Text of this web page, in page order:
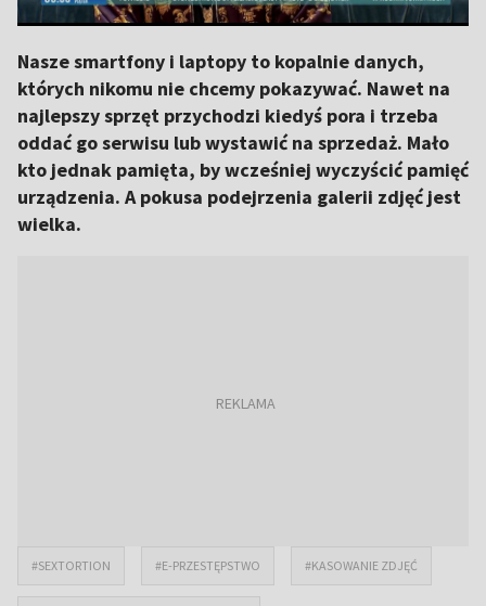
Nasze smartfony i laptopy to kopalnie danych,
których nikomu nie chcemy pokazywać. Nawet na
najlepszy sprzęt przychodzi kiedyś pora i trzeba
oddać go serwisu lub wystawić na sprzedaż. Mało
kto jednak pamięta, by wcześniej wyczyścić pamięć
urządzenia. A pokusa podejrzenia galerii zdjęć jest
wielka.
#SEXTORTION #E-PRZESTĘPSTWO #KASOWANIE ZDJĘĆ